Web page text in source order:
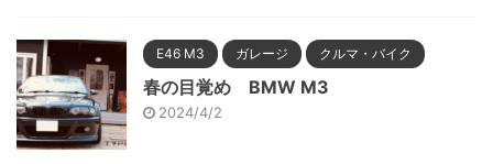
E46 M3 ガレージ クルマ・バイク
春の目覚め BMW M3
2024/4/2